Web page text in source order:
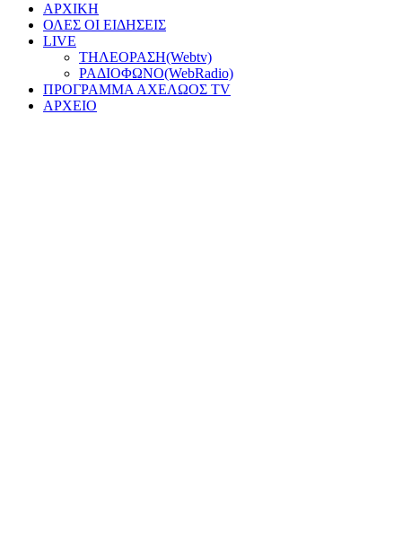
ΑΡΧΙΚΗ
ΟΛΕΣ ΟΙ ΕΙΔΗΣΕΙΣ
LIVE
ΤΗΛΕΟΡΑΣΗ(Webtv)
ΡΑΔΙΟΦΩΝΟ(WebRadio)
ΠΡΟΓΡΑΜΜΑ ΑΧΕΛΩΟΣ TV
ΑΡΧΕΙΟ